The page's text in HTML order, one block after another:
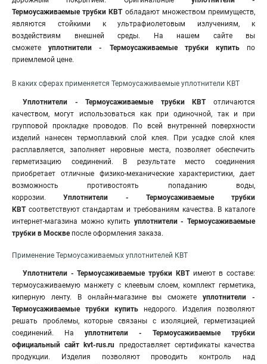
Термоусаживаемые трубки КВТ обладают множеством преимуществ,
являются стойкими к ультрафиолетовым излучениям, к
воздействиям внешней среды. На нашем сайте вы
сможетеуплотнители - Термоусаживаемые трубки купитьпо
приемлемой цене.
В каких сферах применяется Термоусаживаемые уплотнители КВТ
Уплотнители - Термоусаживаемые трубки КВТотличаются
качеством, могут использоваться как при одиночной, так и при
групповой прокладке проводов. По всей внутренней поверхности
изделий нанесен термоплавкий слой клея. При усадке слой клея
расплавляется, заполняет неровные места, позволяет обеспечить
герметизацию соединений. В результате место соединения
приобретает отличные физико-механические характеристики, дает
возможность противостоять попаданию воды,
коррозии.Уплотнители - Термоусаживаемые
трубки
КВТсоответствуют стандартам и требованиям качества. В каталоге
интернет-магазина можно купить уплотнители - Термоусаживаемые
трубки в Москвепосле оформления заказа.
Применение Термоусаживаемых уплотнителей КВТ
Уплотнители - Термоусаживаемые трубки КВТимеют в составе:
термоусаживаемую манжету с клеевым слоем, комплект герметика,
киперную ленту. В онлайн-магазине вы сможетеуплотнители -
Термоусаживаемые трубки купить недорого. Изделия позволяют
решать проблемы, которые связаны с изоляцией, герметизацией
соединений. На уплотнители - Термоусаживаемые трубки
официальный сайт kvt-rus.ru
предоставляет сертификаты качества
продукции. Изделия позволяют проводить контроль над